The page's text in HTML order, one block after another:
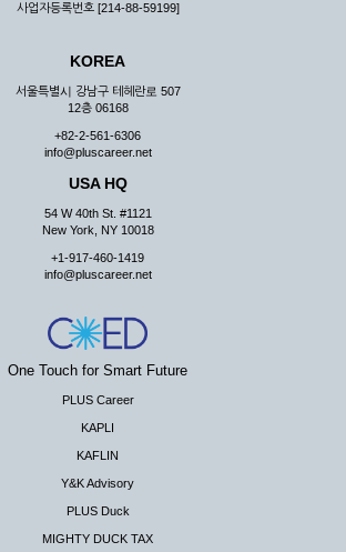
사업자등록번호 [214-88-59199]
KOREA
서울특별시 강남구 테헤란로 507
12층 06168
+82-2-561-6306
info@pluscareer.net
USA HQ
54 W 40th St. #1121
New York, NY 10018
+1-917-460-1419
info@pluscareer.net
One Touch for Smart Future
PLUS Career
KAPLI
KAFLIN
Y&K Advisory
PLUS Duck
MIGHTY DUCK TAX